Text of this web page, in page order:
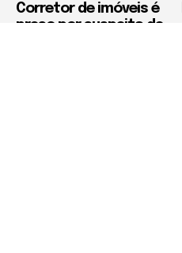
Corretor de imóveis é
preso por suspeita de